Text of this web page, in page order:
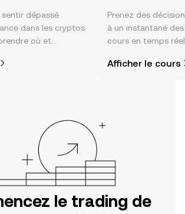
dépassé
dans les cryptos.
où et
ne l’imaginez.
Prenez des
à un instantané
cours en temps
actualités et bien
Afficher le cours
le trading de